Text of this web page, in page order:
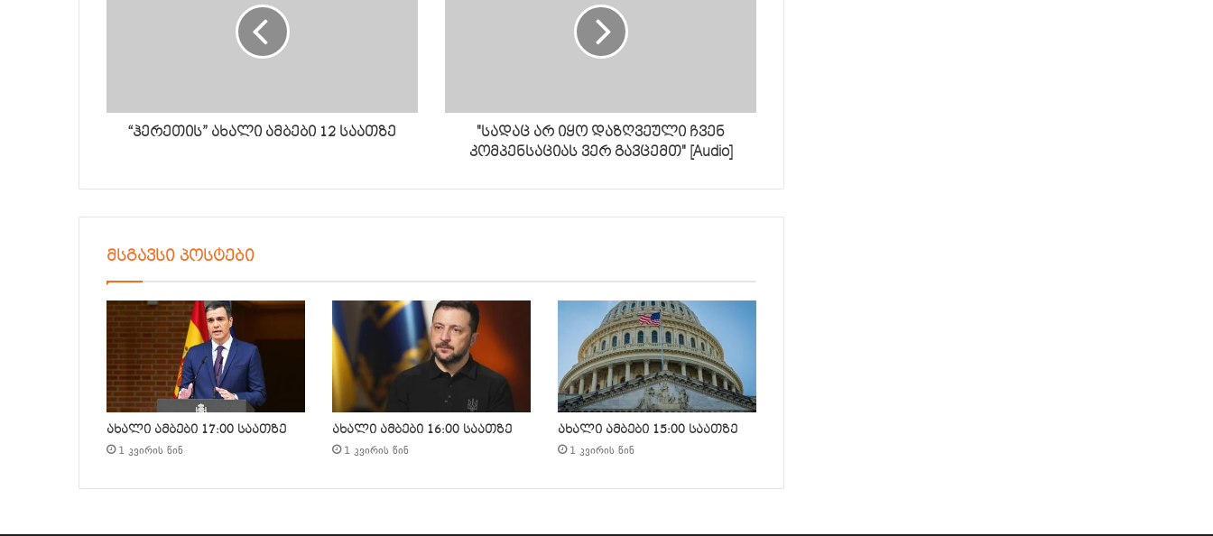
“ჰერეთის” ახალი ამბები 12 საათზე
"სადაც არ იყო დაზღვეული ჩვენ
კომპენსაციას ვერ გავცემთ" [Audio]
მსგავსი პოსტები
ახალი ამბები 17:00 საათზე
1 კვირის წინ
ახალი ამბები 16:00 საათზე
1 კვირის წინ
ახალი ამბები 15:00 საათზე
1 კვირის წინ